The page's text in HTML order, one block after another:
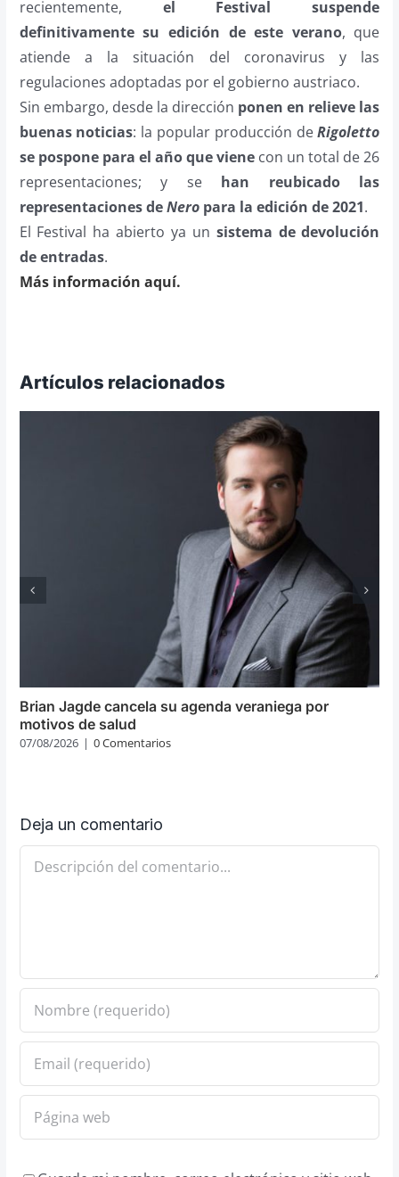
recientemente, el Festival suspende
definitivamente su edición de este verano, que
atiende a la situación del coronavirus y las
regulaciones adoptadas por el gobierno austriaco.
Sin embargo, desde la dirección ponen en relieve las
buenas noticias: la popular producción deRigoletto
se pospone para el año que viene con un total de 26
representaciones; y se han reubicado las
representaciones deNeropara la edición de 2021.
El Festival ha abierto ya un sistema de devolución
de entradas.
Más información aquí.
Artículos relacionados
Brian Jagde cancela su agenda veraniega por
motivos de salud
07/08/2026 | 0 Comentarios
Deja un comentario
Comentario